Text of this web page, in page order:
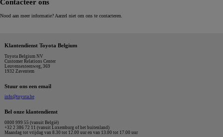
Contacteer ons
Nood aan meer informatie? Aarzel niet om ons te contacteren.
Klantendienst Toyota Belgium
Toyota Belgium NV
Customer Relations Center
Leuvensesteenweg, 369
1932 Zaventem
Stuur ons een email
info@toyota.be
Bel onze klantendienst
0800 999 55 (vanuit België)
+32 2 386 72 11 (vanuit Luxemburg of het buitenland)
Maandag tot vrijdag van 8.30 tot 12.00 uur en van 13.00 tot 17.00 uur